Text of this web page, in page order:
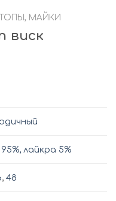
МАЙКИ
виск
лайкра 5%
,48